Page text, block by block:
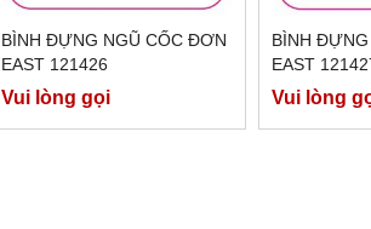
BÌNH ĐỰNG NGŨ CỐC ĐƠN
EAST 121426
Vui lòng gọi
BÌNH
EAST
Vui lòng